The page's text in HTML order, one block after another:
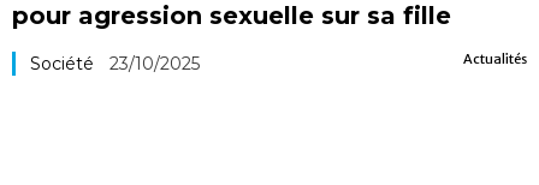
Visiter le Japon
pour agression sexuelle sur sa fille
Actualités
Société 23/10/2025